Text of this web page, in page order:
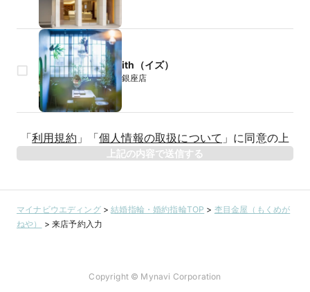
ith（イズ）
銀座店
「利用規約 」 「個人情報の取扱について 」 に同意の上
上記の内容で送信する
マイナビウエディング>結婚指輪・婚約指輪TOP > 杢目金屋（もくめが
ねや）
>来店予約入力
Copyright © Mynavi Corporation